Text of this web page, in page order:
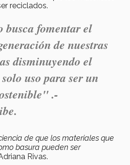
reciclados.
busca fomentar el
de nuestras
disminuyendo el
uso para ser un
.-
de que los materiales que
basura pueden ser
Rivas.